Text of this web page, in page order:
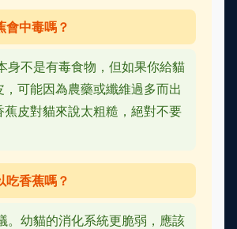
會中毒嗎？
身不是有毒食物，但如果你給貓
，可能因為農藥或纖維過多而出
蕉皮對貓來說太粗糙，絕對不要
吃香蕉嗎？
。幼貓的消化系統更脆弱，應該